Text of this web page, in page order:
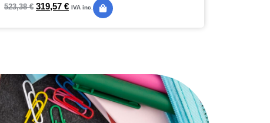
523,38€ 319,57 € IVA inc.